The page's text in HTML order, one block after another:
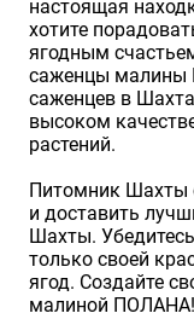
настоящая
хотите
ягодным
саженцы малины
саженцев в
высоком
растений.
Питомник Шахты
и доставить
Шахты.
только своей
ягод. Создайте
малиной ПОЛАНА!